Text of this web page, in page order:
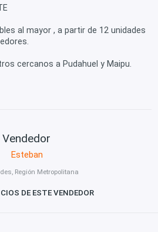
al mayor , a partir de 12 unidades
cercanos a Pudahuel y Maipu.
Vendedor
Esteban
Región Metropolitana
DE ESTE VENDEDOR